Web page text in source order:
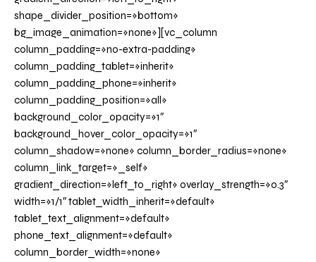
shape_divider_position=»bottom»
bg_image_animation=»none»][vc_column
column_padding=»no-extra-padding»
column_padding_tablet=»inherit»
column_padding_phone=»inherit»
column_padding_position=»all»
background_color_opacity=»1″
background_hover_color_opacity=»1″
column_shadow=»none» column_border_radius=»none»
column_link_target=»_self»
gradient_direction=»left_to_right» overlay_strength=»0.3″
width=»1/1″ tablet_width_inherit=»default»
tablet_text_alignment=»default»
phone_text_alignment=»default»
column_border_width=»none»